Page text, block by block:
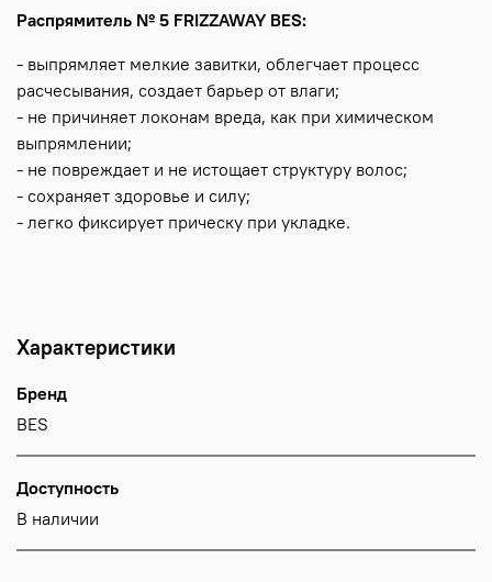
Распрямитель № 5 FRIZZAWAY BES:
- выпрямляет мелкие завитки, облегчает процесс
расчесывания, создает барьер от влаги;
- не причиняет локонам вреда, как при химическом
выпрямлении;
- не повреждает и не истощает структуру волос;
- сохраняет здоровье и силу;
- легко фиксирует прическу при укладке.
Характеристики
Бренд
BES
Доступность
В наличии